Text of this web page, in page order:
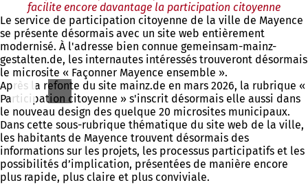
facilite encore davantage la participation citoyenne
Le service de participation citoyenne de la ville de Mayence
se présente désormais avec un site web entièrement
modernisé. À l'adresse bien connue gemeinsam-mainz-
gestalten.de, les internautes intéressés trouveront désormais
le microsite « Façonner Mayence ensemble ».
Après la refonte du site mainz.de en mars 2026, la rubrique «
Participation citoyenne » s'inscrit désormais elle aussi dans
le nouveau design des quelque 20 microsites municipaux.
Dans cette sous-rubrique thématique du site web de la ville,
les habitants de Mayence trouvent désormais des
informations sur les projets, les processus participatifs et les
possibilités d’implication, présentées de manière encore
plus rapide, plus claire et plus conviviale.